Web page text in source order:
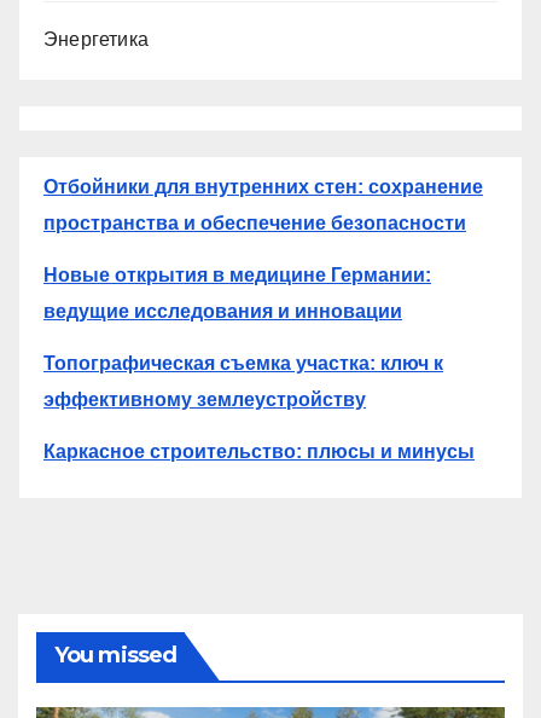
Энергетика
Отбойники для внутренних стен: сохранение
пространства и обеспечение безопасности
Новые открытия в медицине Германии:
ведущие исследования и инновации
Топографическая съемка участка: ключ к
эффективному землеустройству
Каркасное строительство: плюсы и минусы
You missed